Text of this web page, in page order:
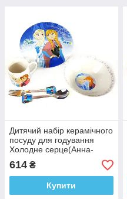
Дитячий набір керамічного
посуду для годування
Холодне серце(Анна-
614 ₴
Купити